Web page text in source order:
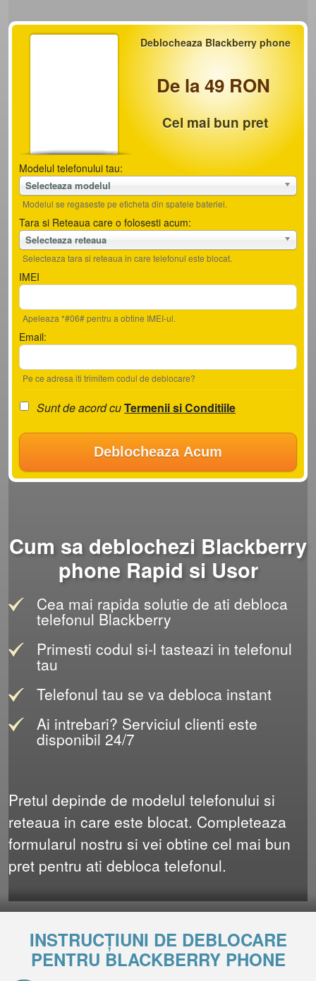
Deblocheaza Blackberry phone
De la 49 RON
Cel mai bun pret
Modelul telefonului tau:
Selecteaza modelul
Modelul se regaseste pe eticheta din spatele bateriei.
Tara si Reteaua care o folosesti acum:
Selecteaza reteaua
Selecteaza tara si reteaua in care telefonul este blocat.
IMEI
Apeleaza *#06# pentru a obtine IMEI-ul.
Email:
Pe ce adresa iti trimitem codul de deblocare?
Sunt de acord cuTermenii si Conditiile
Deblocheaza Acum
Cum sa deblochezi Blackberry
phone Rapid si Usor
Cea mai rapida solutie de ati debloca
telefonul Blackberry
Primesti codul si-l tasteazi in telefonul
tau
Telefonul tau se va debloca instant
Ai intrebari? Serviciul clienti este
disponibil 24/7
Pretul depinde de modelul telefonului si
reteaua in care este blocat. Completeaza
formularul nostru si vei obtine cel mai bun
pret pentru ati debloca telefonul.
INSTRUCȚIUNI DE DEBLOCARE
PENTRU BLACKBERRY PHONE